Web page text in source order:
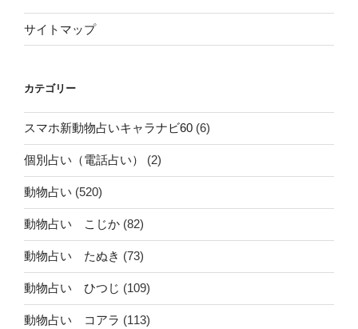
サイトマップ
カテゴリー
スマホ新動物占いキャラナビ60 (6)
個別占い（電話占い） (2)
動物占い (520)
動物占い こじか (82)
動物占い たぬき (73)
動物占い ひつじ (109)
動物占い コアラ (113)